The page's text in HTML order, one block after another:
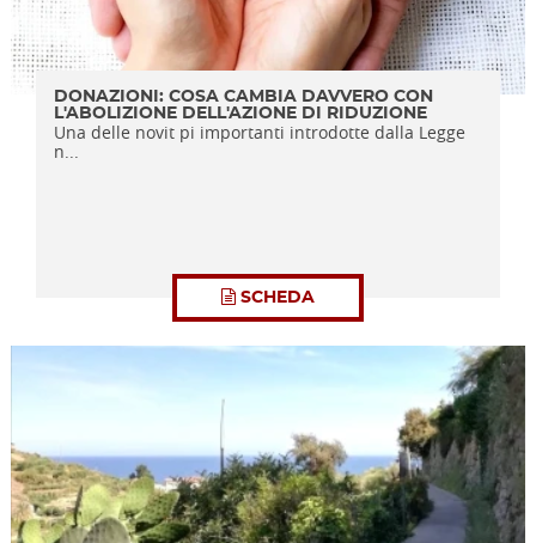
DONAZIONI: COSA CAMBIA DAVVERO CON
L'ABOLIZIONE DELL'AZIONE DI RIDUZIONE
Una delle novit pi importanti introdotte dalla Legge
n...
SCHEDA